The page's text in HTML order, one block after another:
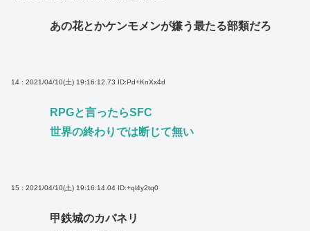
あの花とかケンモメンが嫌う最たる部類だろ
14 : 2021/04/10(土) 19:16:12.73 ID:Pd+KnXx4d
RPGと言ったらSFC
世界の終わりでは断じて無い
15 : 2021/04/10(土) 19:16:14.04 ID:+ql4y2tq0
甲鉄城のカバネリ